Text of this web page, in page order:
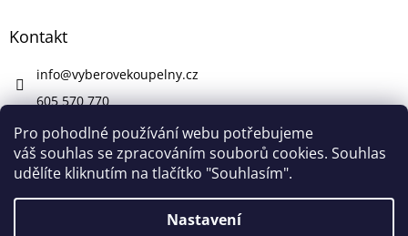
Pro pohodlné používání webu potřebujeme
váš souhlas se zpracováním souborů cookies. Souhlas
udělíte kliknutím na tlačítko "Souhlasím".
Nastavení
Kontakt
info@vyberovekoupelny.cz
605 570 770
https://www.facebook.com/vyberovekoupelny/